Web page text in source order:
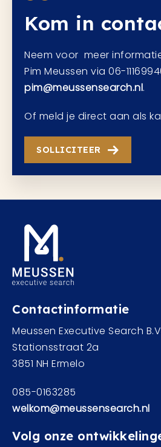
Kom in
Neem voor meer
Pim Meussen via 06-
pim@meussensearch.nl.
Of meld je direct aan als
SOLLICITEER
Contactinformatie
Meussen Executive Search
Stationsstraat 2a
3851 NH Ermelo
085-0163285
welkom@meussensearch.nl
Volg onze